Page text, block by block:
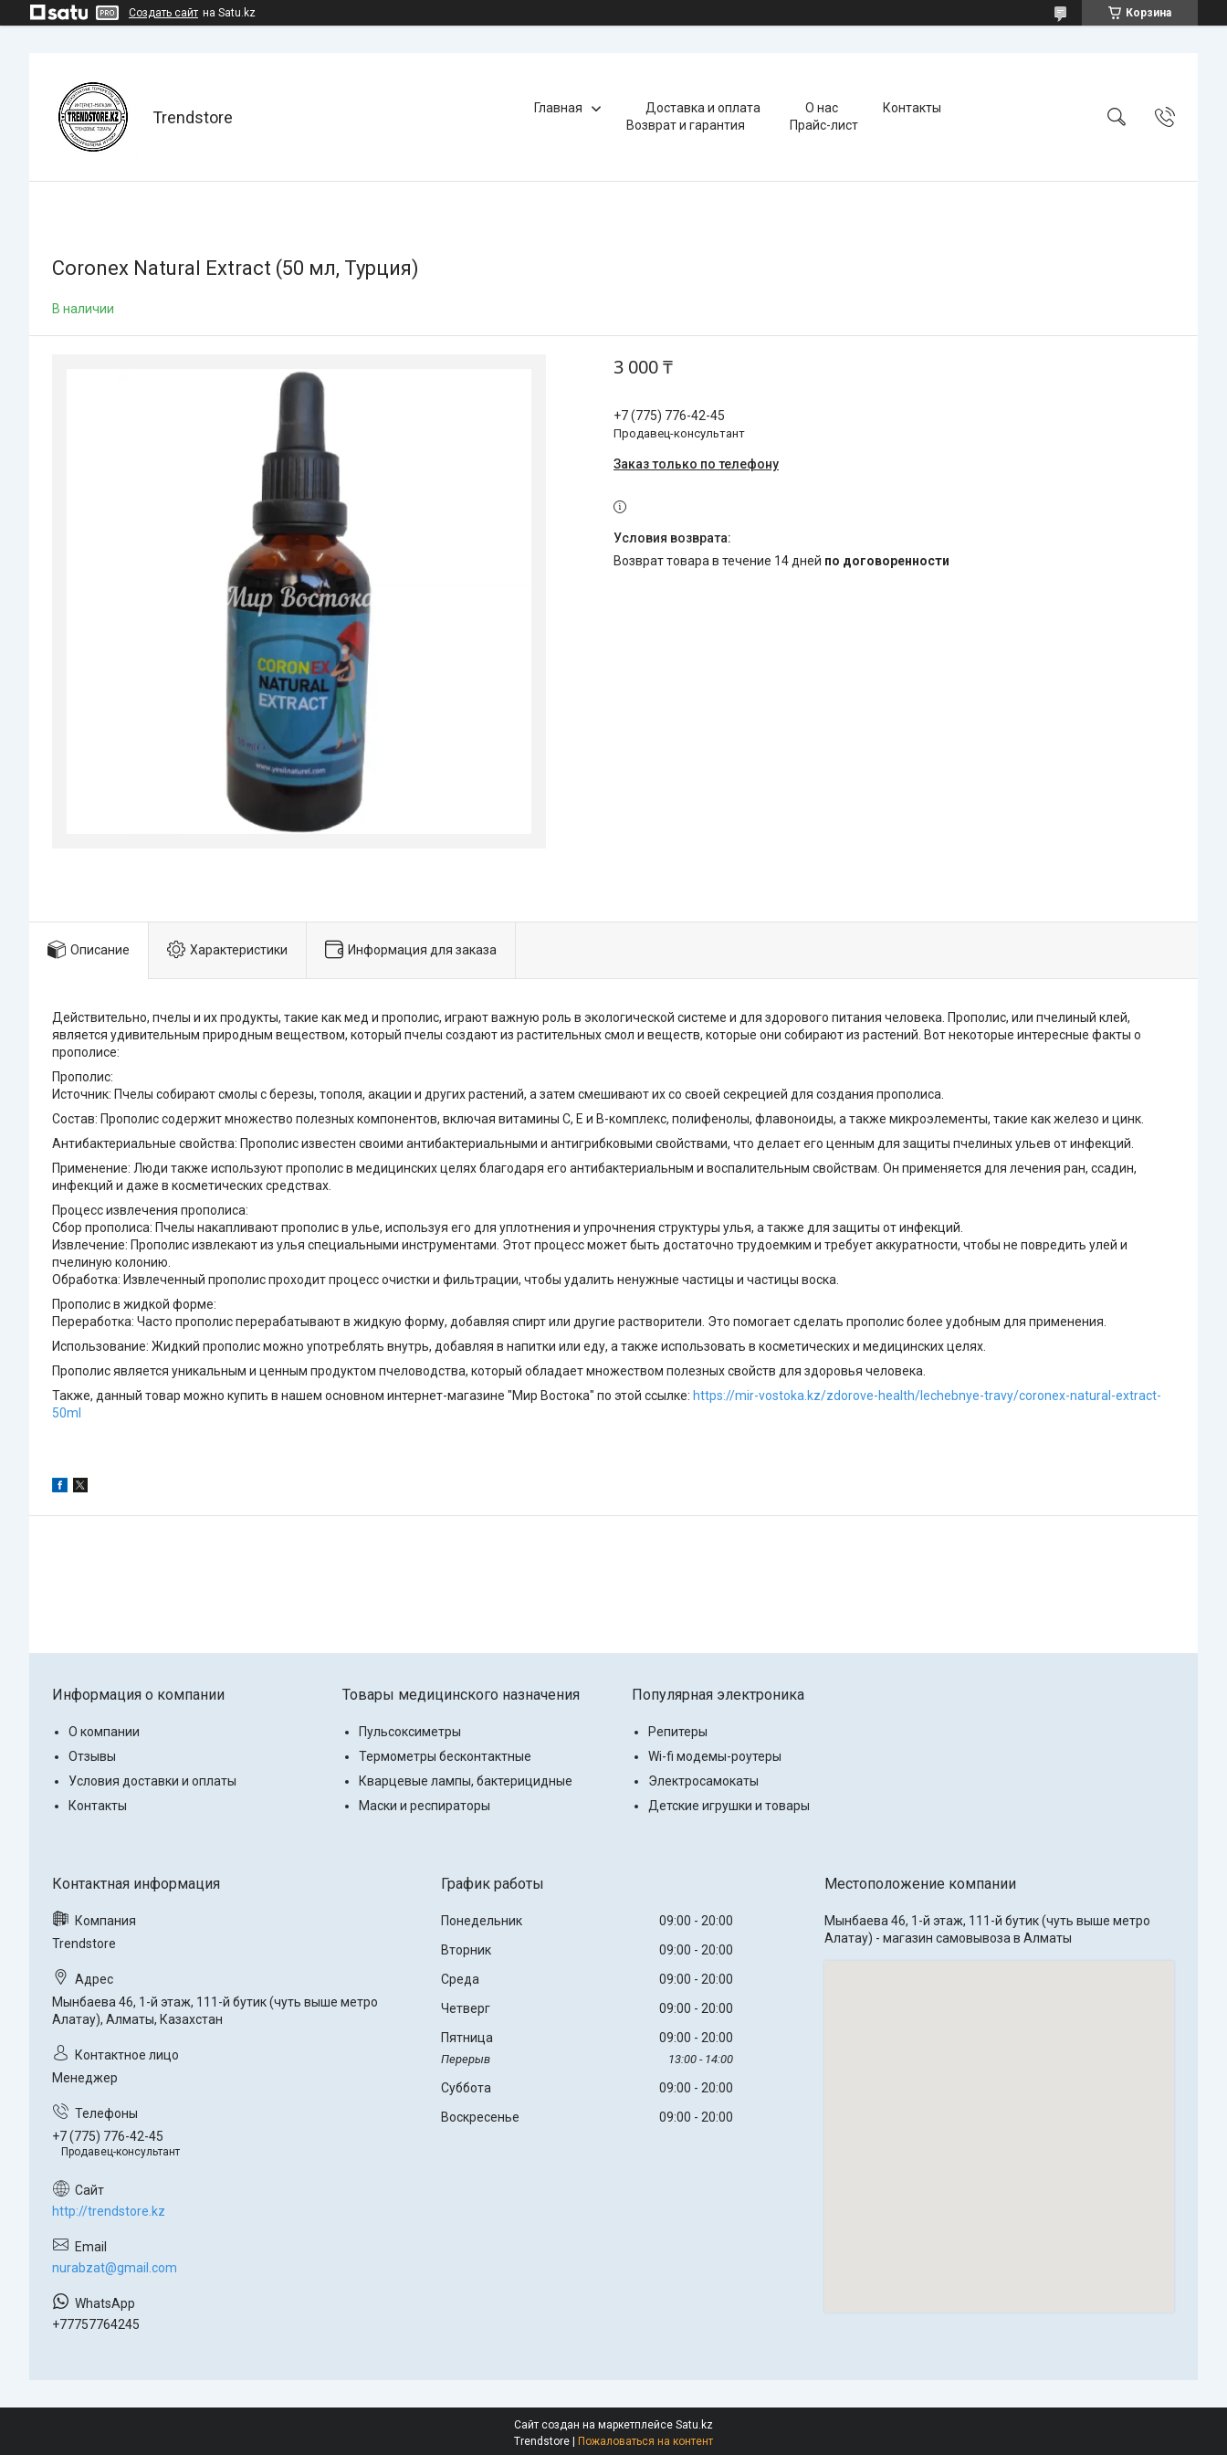
Создать сайт на Satu.kz Корзина
Trendstore Главная Доставка и оплата О нас
Контакты
Возврат и гарантия
Прайс-лист
Coronex Natural Extract (50 мл, Турция)
В наличии
3 000 ₸
+7 (775) 776-42-45
Продавец-консультант
Заказ только по телефону
возврат товара в течение 14 дней по договоренности
Описание Характеристики Информация для заказа
Действительно, пчелы и их продукты, такие как мед и прополис, играют важную роль в экологической системе и для здорового питания человека. Прополис, или пчелиный клей,
является удивительным природным веществом, который пчелы создают из растительных смол и веществ, которые они собирают из растений. Вот некоторые интересные факты о
прополисе:
Прополис:
Источник: Пчелы собирают смолы с березы, тополя, акации и других растений, а затем смешивают их со своей секрецией для создания прополиса.
Состав: Прополис содержит множество полезных компонентов, включая витамины C, E и B-комплекс, полифенолы, флавоноиды, а также микроэлементы, такие как железо и цинк.
Антибактериальные свойства: Прополис известен своими антибактериальными и антигрибковыми свойствами, что делает его ценным для защиты пчелиных ульев от инфекций.
Применение: Люди также используют прополис в медицинских целях благодаря его антибактериальным и воспалительным свойствам. Он применяется для лечения ран, ссадин,
инфекций и даже в косметических средствах.
Процесс извлечения прополиса:
Сбор прополиса: Пчелы накапливают прополис в улье, используя его для уплотнения и упрочнения структуры улья, а также для защиты от инфекций.
Извлечение: Прополис извлекают из улья специальными инструментами. Этот процесс может быть достаточно трудоемким и требует аккуратности, чтобы не повредить улей и
пчелиную колонию.
Обработка: Извлеченный прополис проходит процесс очистки и фильтрации, чтобы удалить ненужные частицы и частицы воска.
Прополис в жидкой форме:
Переработка: Часто прополис перерабатывают в жидкую форму, добавляя спирт или другие растворители. Это помогает сделать прополис более удобным для применения.
Использование: Жидкий прополис можно употреблять внутрь, добавляя в напитки или еду, а также использовать в косметических и медицинских целях.
Прополис является уникальным и ценным продуктом пчеловодства, который обладает множеством полезных свойств для здоровья человека.
Также, данный товар можно купить в нашем основном интернет-магазине "Мир Востока" по этой ссылке: https://mir-vostoka.kz/zdorove-health/lechebnye-travy/coronex-natural-extract-
50ml
Информация о компании
О компании
Отзывы
Условия доставки и оплаты
Контакты
Товары медицинского назначения
Пульсоксиметры
Термометры бесконтактные
Кварцевые лампы, бактерицидные
Маски и респираторы
Популярная электроника
Репитеры
Wi-fi модемы-роутеры
Электросамокаты
Детские игрушки и товары
Trendstore
Мынбаева 46, 1-й этаж, 111-й бутик (чуть выше метро
Алатау), Алматы, Казахстан
Менеджер
+7 (775) 776-42-45
Продавец-консультант
http://trendstore.kz
nurabzat@gmail.com
+77757764245
График работы
Понедельник 09:00
20:00
Вторник
09:00
20:00
Среда
09:00
20:00
Четверг
09:00
20:00
Пятница
09:00 20:00
13:00 14:00
Суббота 09:00
20:00
Воскресенье
09:00 20:00
Местоположение компании
Мынбаева 46, 1-й этаж, 111-й бутик (чуть выше метро
Алатау) - магазин самовывоза в Алматы
Сайт создан на маркетплейсе Satu.kz
Пожаловаться на контент